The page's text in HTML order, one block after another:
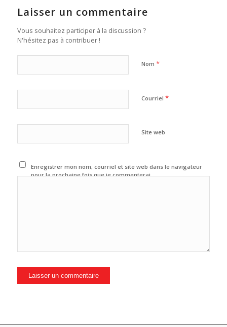
Laisser un commentaire
Vous souhaitez participer à la discussion ?
N'hésitez pas à contribuer !
Nom *
Courriel *
Site web
Enregistrer mon nom, courriel et site web dans le navigateur
pour la prochaine fois que je commenterai.